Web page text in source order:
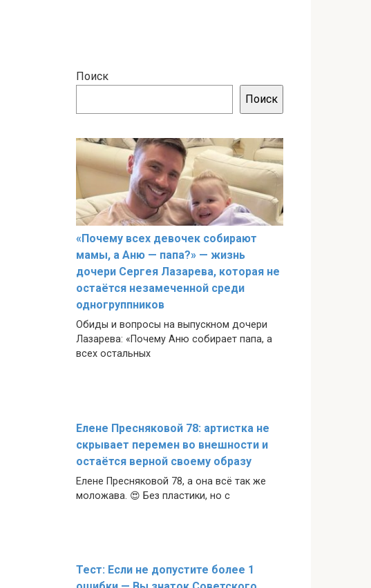
Поиск
Поиск
«Почему всех девочек собирают
мамы, а Аню — папа?» — жизнь
дочери Сергея Лазарева, которая не
остаётся незамеченной среди
одногруппников
Обиды и вопросы на выпускном дочери
Лазарева: «Почему Аню собирает папа, а
всех остальных
Елене Пресняковой 78: артистка не
скрывает перемен во внешности и
остаётся верной своему образу
Елене Пресняковой 78, а она всё так же
моложава. 😍 Без пластики, но с
Тест: Если не допустите более 1